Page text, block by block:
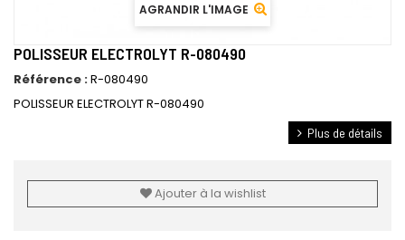
AGRANDIR L'IMAGE
POLISSEUR ELECTROLYT R-080490
Référence :R-080490
POLISSEUR ELECTROLYT R-080490
Plus de détails
Ajouter à la wishlist